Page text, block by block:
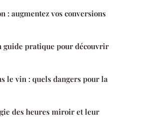
: augmentez vos conversions
guide pratique pour découvrir
le vin : quels dangers pour la
des heures miroir et leur